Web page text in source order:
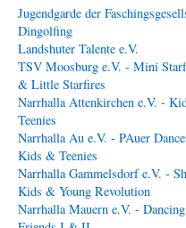
Jugendgarde der
Dingolfing
Landshuter Talente e.V.
TSV Moosburg e.V. - Mini
& Little Starfires
Narrhalla Attenkirchen e.V. -
Teenies
Narrhalla Au e.V. - PAuer
Kids & Teenies
Narrhalla Gammelsdorf e.V. -
Kids & Young Revolution
Narrhalla Mauern e.V. - Dancing